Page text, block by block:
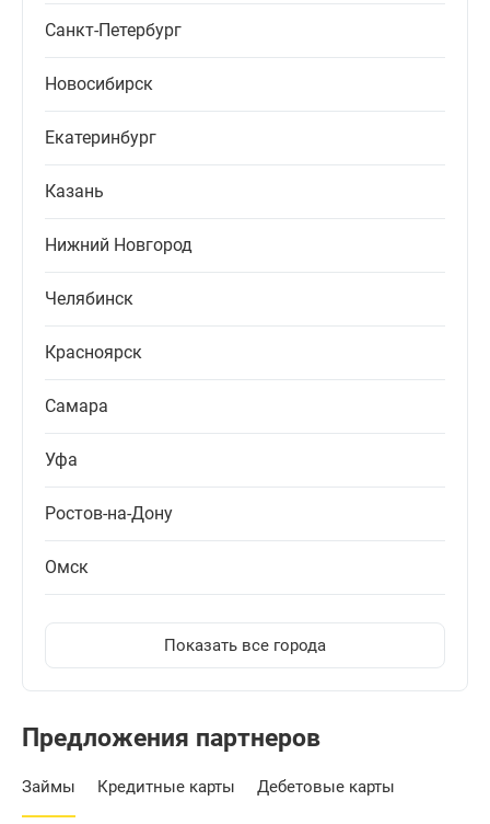
Санкт-Петербург
Новосибирск
Екатеринбург
Казань
Нижний Новгород
Челябинск
Красноярск
Самара
Уфа
Ростов-на-Дону
Омск
Показать все города
Предложения партнеров
Займы Кредитные карты Дебетовые карты